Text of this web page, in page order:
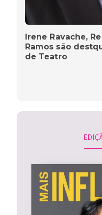
Irene Ravache,
Ramos são
de Teatro